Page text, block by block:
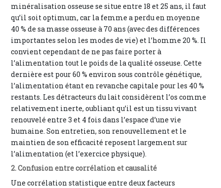
minéralisation osseuse se situe entre 18 et 25 ans, il faut
qu’il soit optimum, car la femme a perdu en moyenne
40 % de sa masse osseuse à 70 ans (avec des différences
importantes selon les modes de vie) et l’homme 20 %. Il
convient cependant de ne pas faire porter à
l’alimentation tout le poids de la qualité osseuse. Cette
dernière est pour 60 % environ sous contrôle génétique,
l’alimentation étant en revanche capitale pour les 40 %
restants. Les détracteurs du lait considèrent l’os comme
relativement inerte, oubliant qu’il est un tissu vivant
renouvelé entre 3 et 4 fois dans l’espace d’une vie
humaine. Son entretien, son renouvellement et le
maintien de son efficacité reposent largement sur
l’alimentation (et l’exercice physique).
2. Confusion entre corrélation et causalité
Une corrélation statistique entre deux facteurs